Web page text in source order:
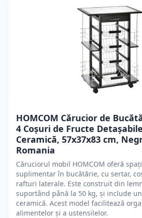
HOMCOM Cărucior de
4 Coșuri de Fructe
Ceramică, 57x37x83 cm,
Romania
Căruciorul mobil HOMCOM oferă
suplimentar în bucătărie, cu sertar,
rafturi laterale. Este construit din
suportând până la 50 kg, și include
ceramică. Acest model facilitează
alimentelor și a ustensilelor.